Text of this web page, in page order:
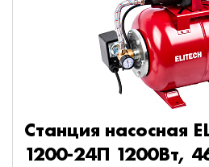
Станция насосная
1200-24П 1200Вт,